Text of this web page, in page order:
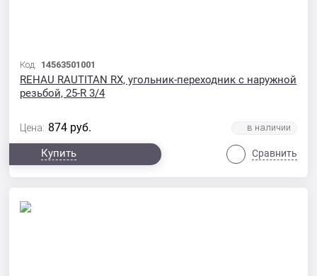
Код: 14563501001
REHAU RAUTITAN RX, угольник-переходник с наружной
резьбой, 25-R 3/4
Цена: 874 руб.
Купить Сравнить